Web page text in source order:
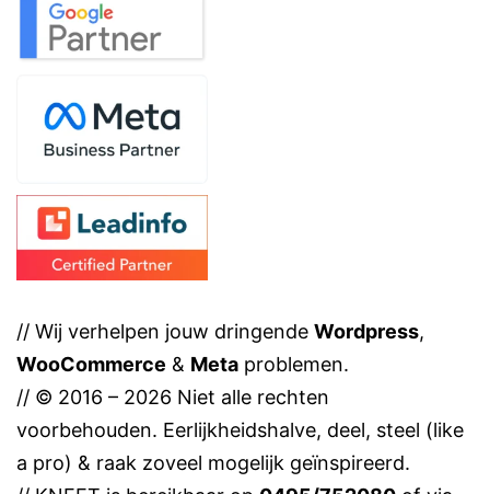
// Wij verhelpen jouw dringende Wordpress,
WooCommerce & Meta problemen.
// © 2016 – 2026 Niet alle rechten
voorbehouden. Eerlijkheidshalve, deel, steel (like
a pro) & raak zoveel mogelijk geïnspireerd.